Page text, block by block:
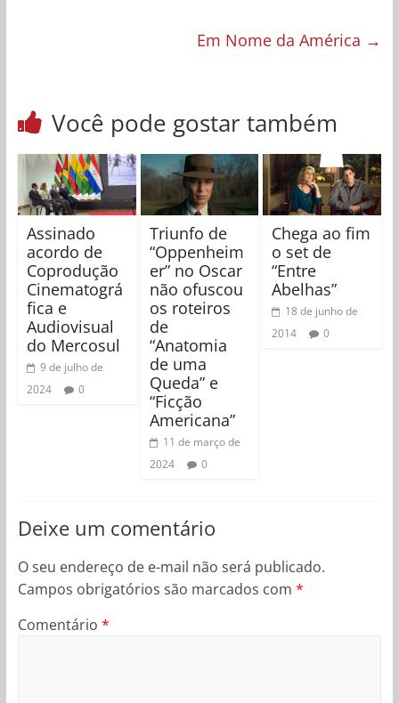
Em Nome da América →
Você pode gostar também
Assinado
acordo de
Coprodução
Cinematográ
fica e
Audiovisual
do Mercosul
9 de julho de
2024
0
Triunfo de
“Oppenheim
er” no Oscar
não ofuscou
os roteiros
de
“Anatomia
de uma
Queda” e
“Ficção
Americana”
11 de março de
2024
0
Chega ao fim
o set de
“Entre
Abelhas”
18 de junho de
2014
0
Deixe um comentário
O seu endereço de e-mail não será publicado.
Campos obrigatórios são marcados com *
Comentário *